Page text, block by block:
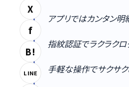
X
f
B!
LINE
アプリではカンタン明
指紋認証でラクラクロ
手軽な操作でサクサ